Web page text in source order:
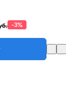
-3%